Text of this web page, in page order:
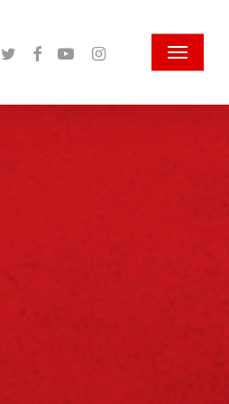
TwitterFacebook
YoutubeInstagram Menu